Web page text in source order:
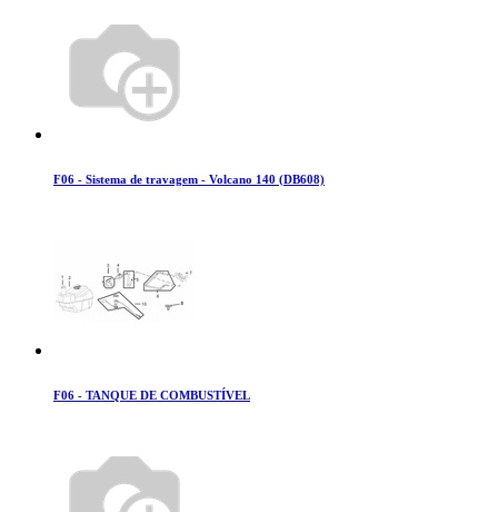
F06 - Sistema de travagem - Volcano 140 (DB608)
F06 - TANQUE DE COMBUSTÍVEL